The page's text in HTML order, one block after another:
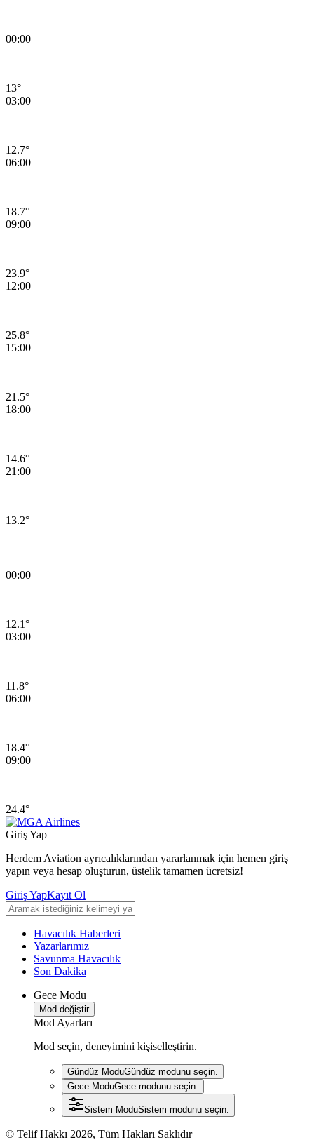
00:00
13°
03:00
12.7°
06:00
18.7°
09:00
23.9°
12:00
25.8°
15:00
21.5°
18:00
14.6°
21:00
13.2°
00:00
12.1°
03:00
11.8°
06:00
18.4°
09:00
24.4°
Giriş Yap
Herdem Aviation ayrıcalıklarından yararlanmak için hemen giriş
yapın veya hesap oluşturun, üstelik tamamen ücretsiz!
Giriş YapKayıt Ol
Havacılık Haberleri
Yazarlarımız
Savunma Havacılık
Son Dakika
Gece Modu
Mod değiştir
Mod Ayarları
Mod seçin, deneyimini kişiselleştirin.
Gündüz ModuGündüz modunu seçin.
Gece ModuGece modunu seçin.
Sistem ModuSistem modunu seçin.
© Telif Hakkı 2026, Tüm Hakları Saklıdır